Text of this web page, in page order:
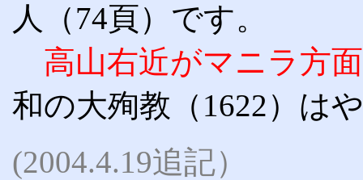
人（74頁）です。
高山右近がマニラ方
和の大殉教（1622）は
(2004.4.19追記）